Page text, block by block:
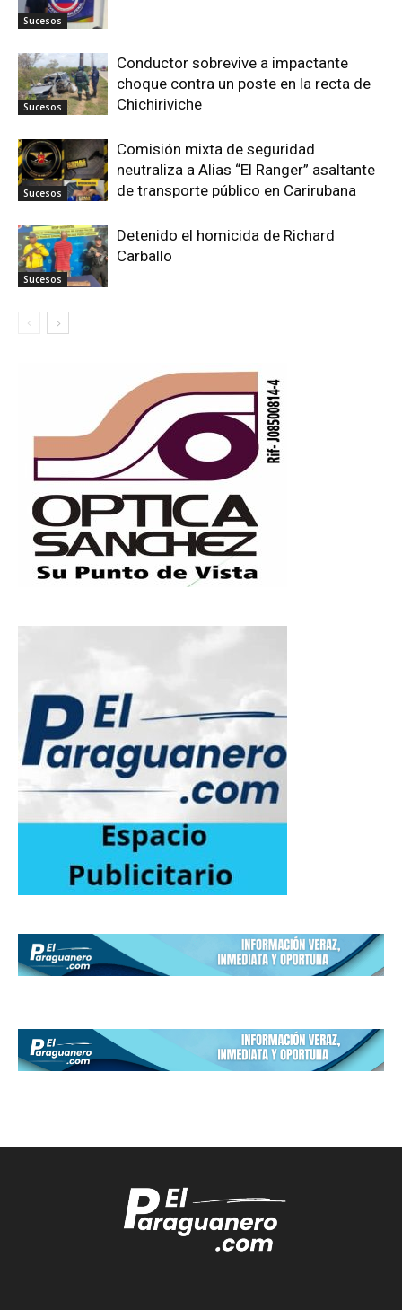
Sucesos
Sucesos
Conductor sobrevive a impactante
choque contra un poste en la recta de
Chichiriviche
Sucesos
Comisión mixta de seguridad
neutraliza a Alias “El Ranger” asaltante
de transporte público en Carirubana
Sucesos
Detenido el homicida de Richard
Carballo